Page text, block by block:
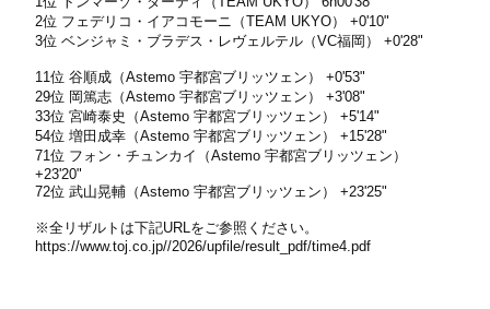
2位 フェデリコ・イアコモーニ（TEAM UKYO） +0'10"
3位 ベンジャミ・ブラデス・レヴェルテル（VC福岡） +0'28"
11位 谷順成（Astemo 宇都宮ブリッツェン） +0'53"
29位 岡篤志（Astemo 宇都宮ブリッツェン） +3'08"
33位 宮崎泰史（Astemo 宇都宮ブリッツェン） +5'14"
54位 増田成幸（Astemo 宇都宮ブリッツェン） +15'28"
71位 フォン・チュンカイ（Astemo 宇都宮ブリッツェン）
+23'20"
72位 武山晃輔（Astemo 宇都宮ブリッツェン） +23'25"
※全リザルトは下記URLをご参照ください。
https://www.toj.co.jp//2026/upfile/result_pdf/time4.pdf